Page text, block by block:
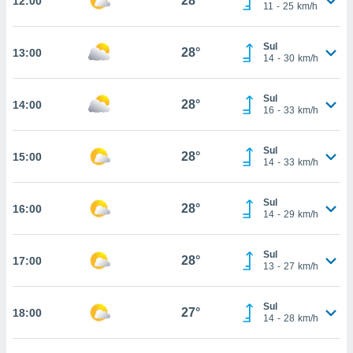
site
para
não
ou
de
através
11 - 25 km/h
13:00 28°
Sul
14 - 30 km/h
14:00 28°
Sul
16 - 33 km/h
15:00 28°
Sul
14 - 33 km/h
16:00 28°
Sul
14 - 29 km/h
17:00 28°
Sul
13 - 27 km/h
18:00 27°
Sul
14 - 28 km/h